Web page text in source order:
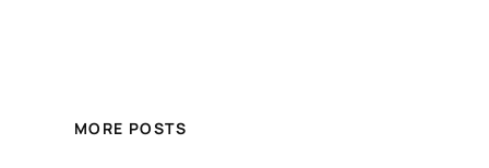
MORE POSTS